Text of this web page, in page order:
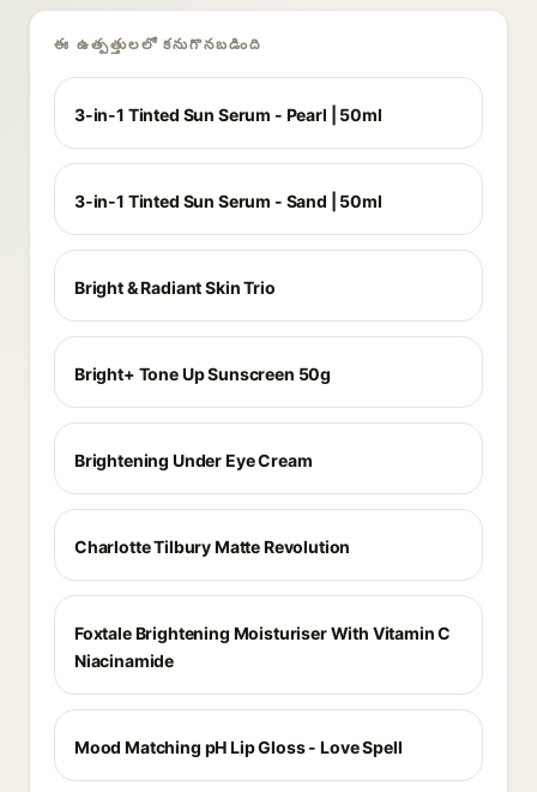
ఈ ఉత్పత్తులలో కనుగొనబడింది
3-in-1 Tinted Sun Serum - Pearl | 50ml
3-in-1 Tinted Sun Serum - Sand | 50ml
Bright & Radiant Skin Trio
Bright+ Tone Up Sunscreen 50g
Brightening Under Eye Cream
Charlotte Tilbury Matte Revolution
Foxtale Brightening Moisturiser With Vitamin C
Niacinamide
Mood Matching pH Lip Gloss - Love Spell